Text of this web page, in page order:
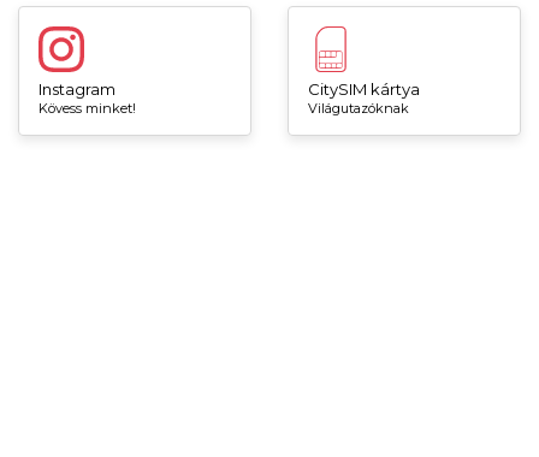
Instagram
Kövess minket!
CitySIM kártya
Világutazóknak